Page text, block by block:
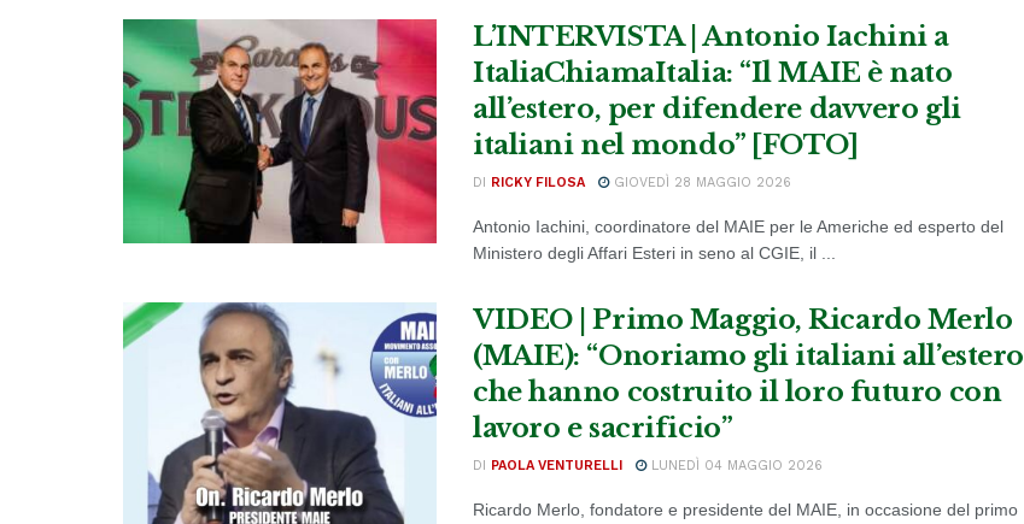
L’INTERVISTA | Antonio Iachini a
ItaliaChiamaItalia: “Il MAIE è nato
all’estero, per difendere davvero gli
italiani nel mondo” [FOTO]
DI RICKY FILOSA GIOVEDÌ 28 MAGGIO 2026
Antonio Iachini, coordinatore del MAIE per le Americhe ed esperto del
Ministero degli Affari Esteri in seno al CGIE, il ...
VIDEO | Primo Maggio, Ricardo Merlo
(MAIE): “Onoriamo gli italiani all’estero
che hanno costruito il loro futuro con
lavoro e sacrificio”
DI PAOLA VENTURELLI LUNEDÌ 04 MAGGIO 2026
Ricardo Merlo, fondatore e presidente del MAIE, in occasione del primo